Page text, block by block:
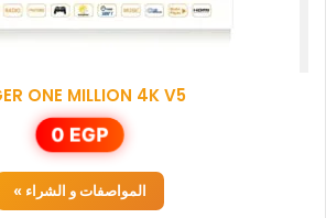
ONE MILLION 4K V5
0 EGP
المواصفات و الشراء »